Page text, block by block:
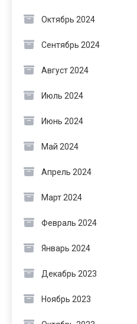
Октябрь 2024
Сентябрь 2024
Август 2024
Июль 2024
Июнь 2024
Май 2024
Апрель 2024
Март 2024
Февраль 2024
Январь 2024
Декабрь 2023
Ноябрь 2023